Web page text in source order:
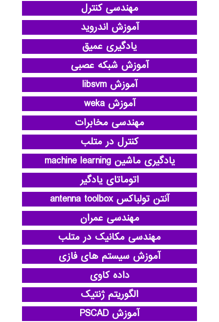
مهندسی کنترل
آموزش اندروید
یادگیری عمیق
آموزش شبکه عصبی
آموزش libsvm
آموزش weka
مهندسی مخابرات
کنترل در متلب
یادگیری ماشین machine learning
اتوماتای یادگیر
آنتن تولباکس antenna toolbox
مهندسی عمران
مهندسی مکانیک در متلب
آموزش سیستم های فازی
داده کاوی
الگوریتم ژنتیک
آموزش PSCAD